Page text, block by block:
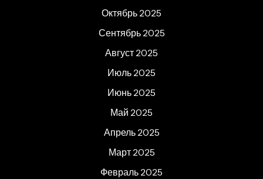
Октябрь 2025
Сентябрь 2025
Август 2025
Июль 2025
Июнь 2025
Май 2025
Апрель 2025
Март 2025
Февраль 2025